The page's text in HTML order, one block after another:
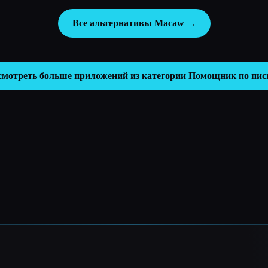
Все альтернативы Macaw →
больше приложений из категории Помощник по